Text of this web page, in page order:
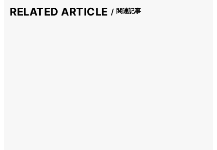
RELATED ARTICLE 関連記事